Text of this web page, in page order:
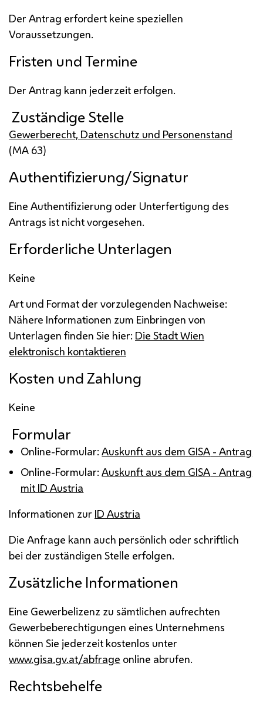
Der Antrag erfordert keine speziellen
Voraussetzungen.
Fristen und Termine
Der Antrag kann jederzeit erfolgen.
Zuständige Stelle
Gewerberecht, Datenschutz und Personenstand
(MA 63)
Authentifizierung/Signatur
Eine Authentifizierung oder Unterfertigung des
Antrags ist nicht vorgesehen.
Erforderliche Unterlagen
Keine
Art und Format der vorzulegenden Nachweise:
Nähere Informationen zum Einbringen von
Unterlagen finden Sie hier: Die Stadt Wien
elektronisch kontaktieren
Kosten und Zahlung
Keine
Formular
Online-Formular:Auskunft aus dem GISA - Antrag
Online-Formular:Auskunft aus dem GISA - Antrag
mit ID Austria
Informationen zur ID Austria
Die Anfrage kann auch persönlich oder schriftlich
bei der zuständigen Stelle erfolgen.
Zusätzliche Informationen
Eine Gewerbelizenz zu sämtlichen aufrechten
Gewerbeberechtigungen eines Unternehmens
können Sie jederzeit kostenlos unter
www.gisa.gv.at/abfrage online abrufen.
Rechtsbehelfe